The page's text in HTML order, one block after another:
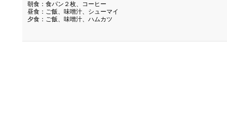
朝食：食パン２枚、コーヒー
昼食：ご飯、味噌汁、シューマイ
夕食：ご飯、味噌汁、ハムカツ